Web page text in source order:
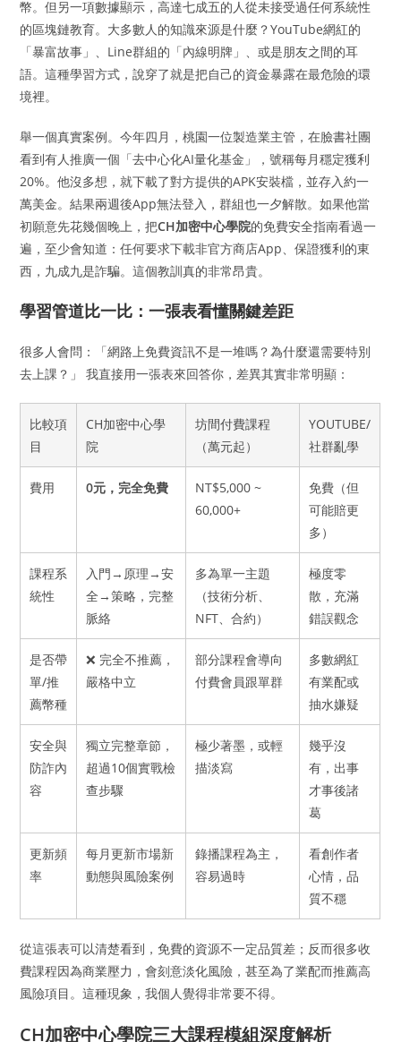
幣。但另一項數據顯示，高達七成五的人從未接受過任何系統性
的區塊鏈教育。大多數人的知識來源是什麼？YouTube網紅的
「暴富故事」、Line群組的「內線明牌」、或是朋友之間的耳
語。這種學習方式，說穿了就是把自己的資金暴露在最危險的環
境裡。
舉一個真實案例。今年四月，桃園一位製造業主管，在臉書社團
看到有人推廣一個「去中心化AI量化基金」，號稱每月穩定獲利
20%。他沒多想，就下載了對方提供的APK安裝檔，並存入約一
萬美金。結果兩週後App無法登入，群組也一夕解散。如果他當
初願意先花幾個晚上，把CH加密中心學院的免費安全指南看過一
遍，至少會知道：任何要求下載非官方商店App、保證獲利的東
西，九成九是詐騙。這個教訓真的非常昂貴。
學習管道比一比：一張表看懂關鍵差距
很多人會問：「網路上免費資訊不是一堆嗎？為什麼還需要特別
去上課？」 我直接用一張表來回答你，差異其實非常明顯：
比較項
目
CH加密中心學
院
坊間付費課程
（萬元起）
YOUTUBE/
社群亂學
費用 0元，完全免費
NT$5,000 ~
60,000+
免費（但
可能賠更
多）
課程系
統性
入門→原理→安
全→策略，完整
脈絡
多為單一主題
（技術分析、
NFT、合約）
極度零
散，充滿
錯誤觀念
是否帶
單/推
薦幣種
❌ 完全不推薦，
嚴格中立
部分課程會導向
付費會員跟單群
多數網紅
有業配或
抽水嫌疑
安全與
防詐內
容
獨立完整章節，
超過10個實戰檢
查步驟
極少著墨，或輕
描淡寫
幾乎沒
有，出事
才事後諸
葛
更新頻
率
每月更新市場新
動態與風險案例
錄播課程為主，
容易過時
看創作者
心情，品
質不穩
從這張表可以清楚看到，免費的資源不一定品質差；反而很多收
費課程因為商業壓力，會刻意淡化風險，甚至為了業配而推薦高
風險項目。這種現象，我個人覺得非常要不得。
CH加密中心學院三大課程模組深度解析